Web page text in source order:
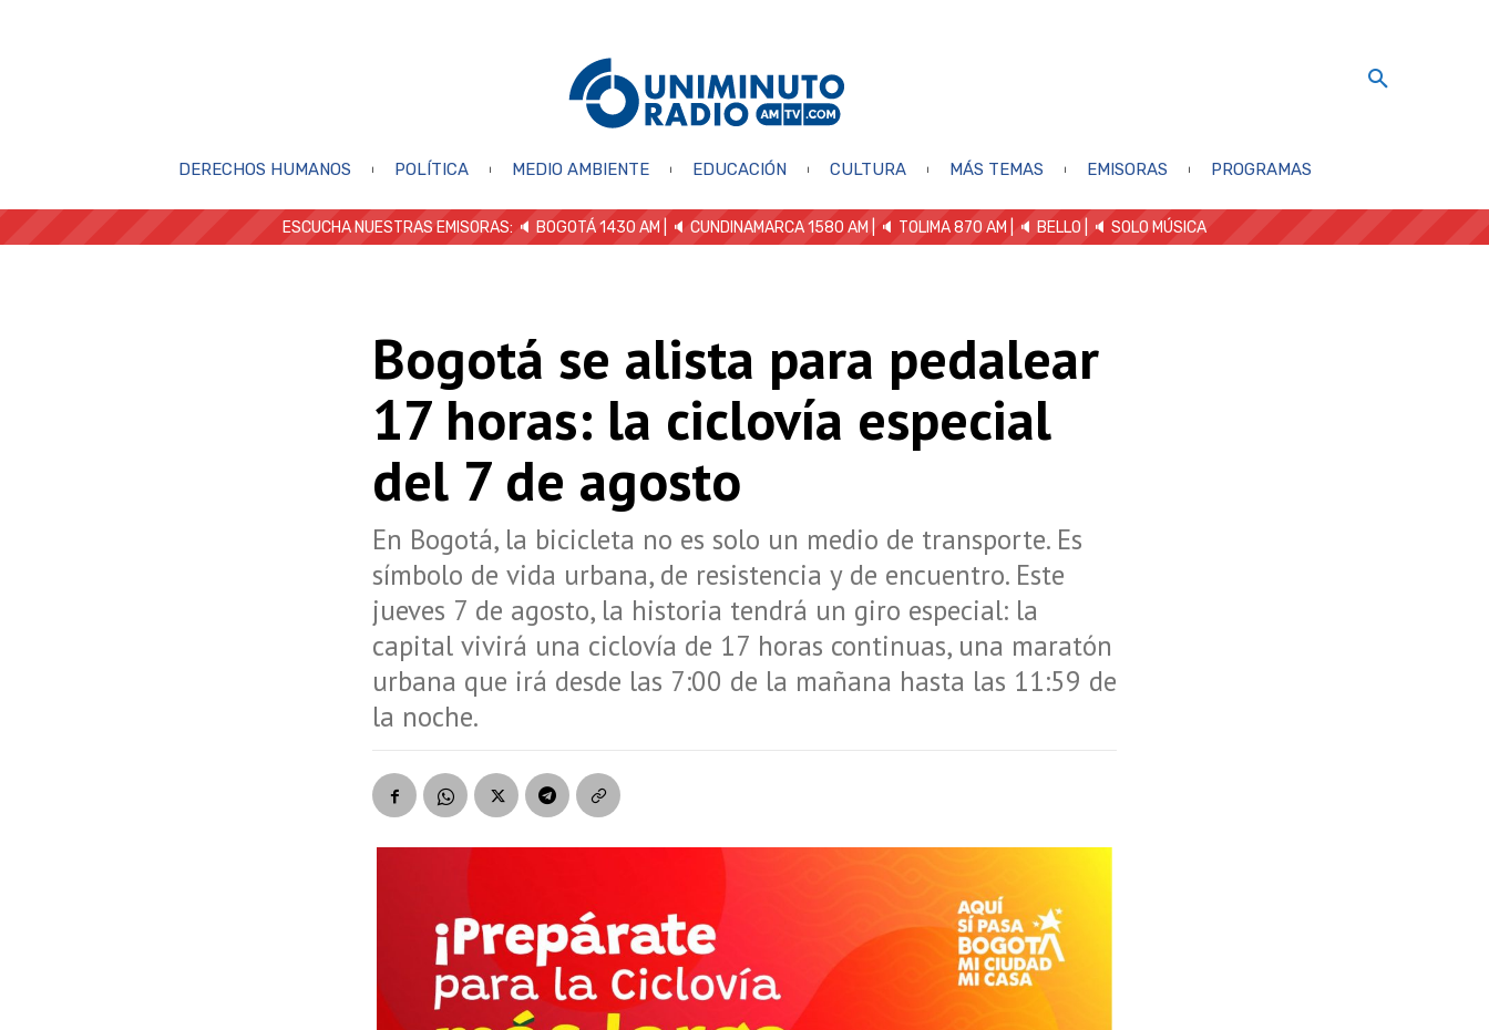
DERECHOS HUMANOS POLÍTICA MEDIO AMBIENTE EDUCACIÓN CULTURA MÁS TEMAS EMISORAS PROGRAMAS
ESCUCHA NUESTRAS EMISORAS: 🔈 BOGOTÁ 1430 AM | 🔈 CUNDINAMARCA 1580 AM | 🔈 TOLIMA 870 AM | 🔈 BELLO 🔈 SOLO MÚSICA
Bogotá se alista para pedalear
17 horas: la ciclovía especial
del 7 de agosto
En Bogotá, la bicicleta no es solo un medio de transporte. Es
símbolo de vida urbana, de resistencia y de encuentro. Este
jueves 7 de agosto, la historia tendrá un giro especial: la
capital vivirá una ciclovía de 17 horas continuas, una maratón
urbana que irá desde las 7:00 de la mañana hasta las 11:59 de
la noche.